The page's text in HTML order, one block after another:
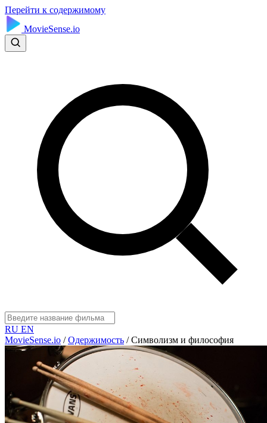
Перейти к содержимому
MovieSense.io
RU EN
MovieSense.io / Одержимость / Символизм и философия